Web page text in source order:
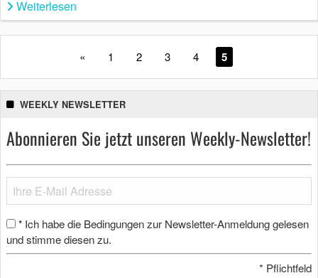
Weiterlesen
« 1 2 3 4 5
WEEKLY NEWSLETTER
Abonnieren Sie jetzt unseren Weekly-Newsletter!
* Ich habe die Bedingungen zur Newsletter-Anmeldung gelesen
und stimme diesen zu.
* Pflichtfeld